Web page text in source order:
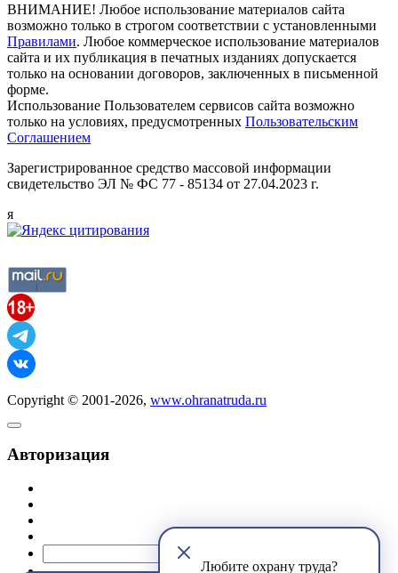
Любите охрану труда?
ВНИМАНИЕ! Любое использование материалов сайта
возможно только в строгом соответствии с установленными
Правилами. Любое коммерческое использование материалов
сайта и их публикация в печатных изданиях допускается
только на основании договоров, заключенных в письменной
форме.
Использование Пользователем сервисов сайта возможно
только на условиях, предусмотренных Пользовательским
Соглашением
Зарегистрированное средство массовой информации
свидетельство ЭЛ № ФС 77 - 85134 от 27.04.2023 г.
я
Copyright © 2001-2026, www.ohranatruda.ru
Авторизация